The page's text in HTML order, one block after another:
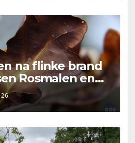
na flinke brand
Rosmalen en